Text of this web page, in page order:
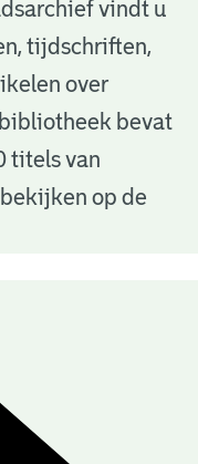
vindt u
tijdschriften,
over
bevat
titels van
op de